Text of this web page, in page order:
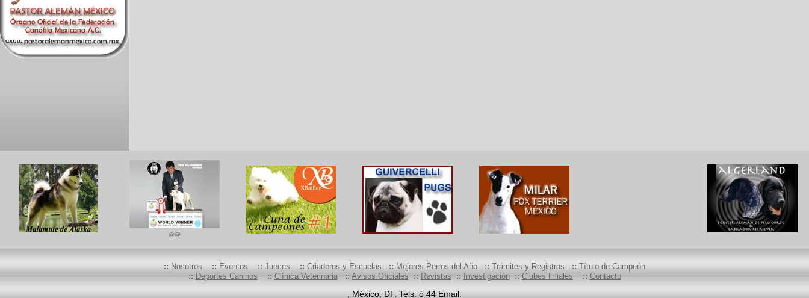
@@
:: Nosotros :: Eventos :: Jueces :: Criaderos y Escuelas :: Mejores Perros del Año :: Trámites y Registros :: Título de Campeón
:: Deportes Caninos :: Clínica Veterinaria :: Avisos Oficiales :: Revistas :: Investigación :: Clubes Filiales :: Contacto
, México, DF. Tels: ó 44 Email: